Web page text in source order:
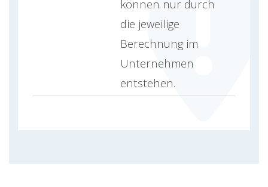
können nur durch
die jeweilige
Berechnung im
Unternehmen
entstehen.